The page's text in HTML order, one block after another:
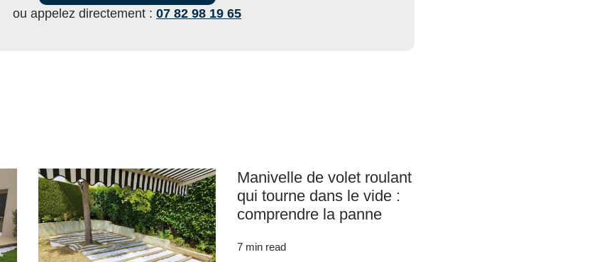
ou appelez directement : 07 82 98 19 65
Manivelle de volet roulant
qui tourne dans le vide :
comprendre la panne
7 min read